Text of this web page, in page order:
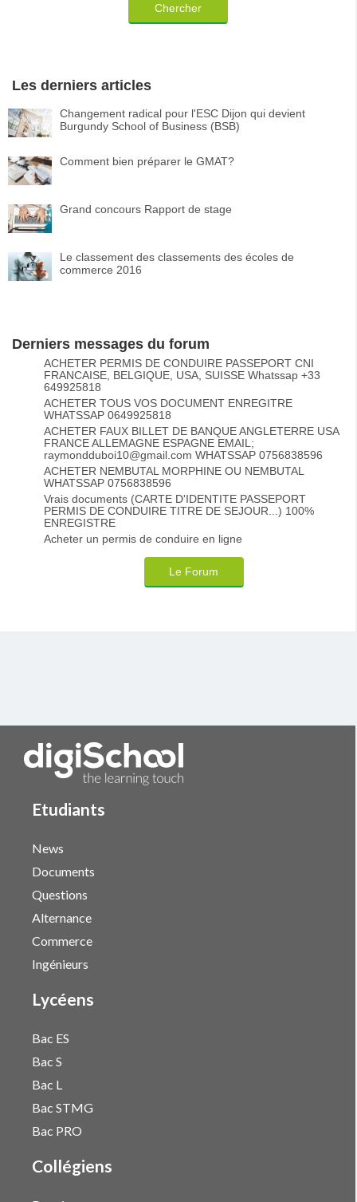
Chercher
Les derniers articles
Changement radical pour l'ESC Dijon qui devient
Burgundy School of Business (BSB)
Comment bien préparer le GMAT?
Grand concours Rapport de stage
Le classement des classements des écoles de
commerce 2016
Derniers messages du forum
ACHETER PERMIS DE CONDUIRE PASSEPORT CNI
FRANCAISE, BELGIQUE, USA, SUISSE Whatssap +33
649925818
ACHETER TOUS VOS DOCUMENT ENREGITRE
WHATSSAP 0649925818
ACHETER FAUX BILLET DE BANQUE ANGLETERRE USA
FRANCE ALLEMAGNE ESPAGNE EMAIL;
raymondduboi10@gmail.com WHATSSAP 0756838596
ACHETER NEMBUTAL MORPHINE OU NEMBUTAL
WHATSSAP 0756838596
Vrais documents (CARTE D'IDENTITE PASSEPORT
PERMIS DE CONDUIRE TITRE DE SEJOUR...) 100%
ENREGISTRE
Acheter un permis de conduire en ligne
Le Forum
Etudiants
News
Documents
Questions
Alternance
Commerce
Ingénieurs
Lycéens
Bac ES
Bac S
Bac L
Bac STMG
Bac PRO
Collégiens